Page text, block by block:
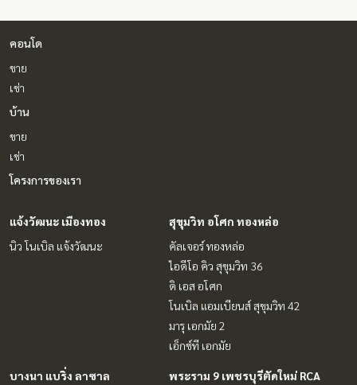
คอนโด
ขาย
เช่า
บ้าน
ขาย
เช่า
โครงการของเรา
แจ้งวัฒนะ เมืองทอง
นิว โนเบิล แจ้งวัฒนะ
สุขุมวิท อโศก ทองหล่อ
คัลเจอร์ ทองหล่อ
ไอดีโอ คิว สุขุมวิท 36
ดิ เอส อโศก
โนเบิล แอมเบียนส์ สุขุมวิท 42
มารุ เอกมัย 2
เอ็กซ์ที เอกมัย
บางนา แบริ่ง ลาซาล
พระราม 9 เพชรบุรีตัดใหม่ RCA